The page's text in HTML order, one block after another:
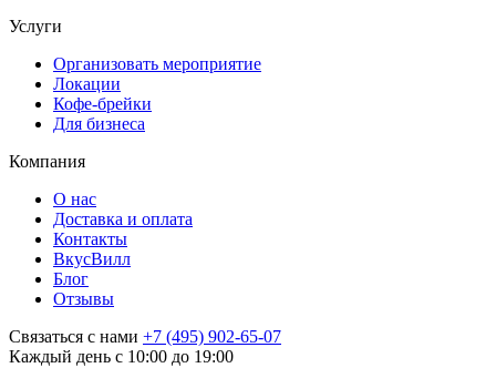
Услуги
Организовать мероприятие
Локации
Кофе-брейки
Для бизнеса
Компания
О нас
Доставка и оплата
Контакты
ВкусВилл
Блог
Отзывы
Связаться с нами +7 (495) 902-65-07
Каждый день с 10:00 до 19:00